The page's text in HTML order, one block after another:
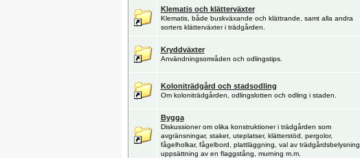
Klematis och klätterväxter
Klematis, både buskväxande och klättrande, samt alla andra
sorters klätterväxter i trädgården.
Kryddväxter
Användningsområden och odlingstips.
Koloniträdgård och stadsodling
Om koloniträdgården, odlingslotten och odling i staden.
Bygga
Diskussioner om olika konstruktioner i trädgården som
avgränsningar, staket, uteplatser, klätterstöd, pergolor,
fågelholkar, fågelbord, plattläggning, val av trädgårdsbelysning,
uppsättning av en flaggstång, murning m.m.